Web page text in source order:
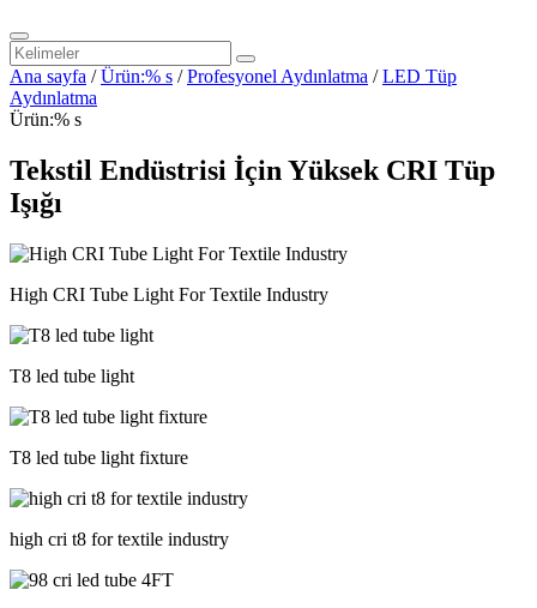
Ana sayfa /Ürün:% s /Profesyonel Aydınlatma /LED Tüp
Aydınlatma
Ürün:% s
Tekstil Endüstrisi İçin Yüksek CRI Tüp
Işığı
High CRI Tube Light For Textile Industry
T8 led tube light
T8 led tube light fixture
high cri t8 for textile industry